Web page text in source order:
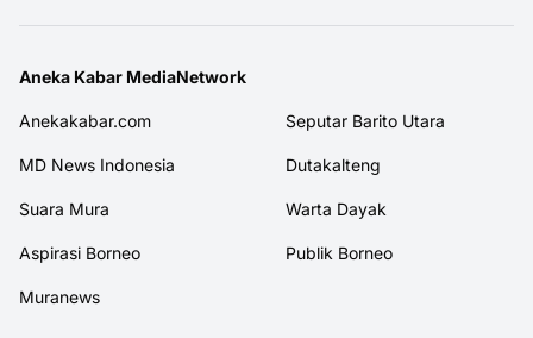
Aneka Kabar MediaNetwork
Anekakabar.com Seputar Barito Utara
MD News Indonesia Dutakalteng
Suara Mura Warta Dayak
Aspirasi Borneo Publik Borneo
Muranews